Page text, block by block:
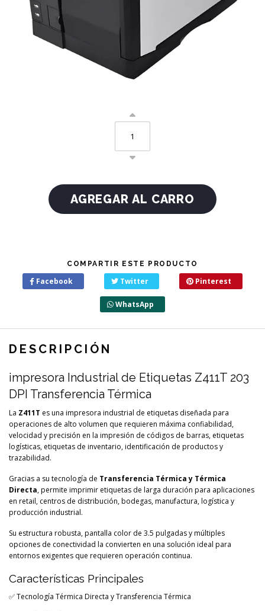
COMPARTIR ESTE PRODUCTO
Facebook Twitter Pinterest
WhatsApp
DESCRIPCIÓN
impresora Industrial de Etiquetas Z411T 203
DPI Transferencia Térmica
La Z411T es una impresora industrial de etiquetas diseñada para
operaciones de alto volumen que requieren máxima confiabilidad,
velocidad y precisión en la impresión de códigos de barras, etiquetas
logísticas, etiquetas de inventario, identificación de productos y
trazabilidad.
Gracias a su tecnología de Transferencia Térmica y Térmica
Directa, permite imprimir etiquetas de larga duración para aplicaciones
en retail, centros de distribución, bodegas, manufactura, logística y
producción industrial.
Su estructura robusta, pantalla color de 3.5 pulgadas y múltiples
opciones de conectividad la convierten en una solución ideal para
entornos exigentes que requieren operación continua.
Características Principales
✅ Tecnología Térmica Directa y Transferencia Térmica